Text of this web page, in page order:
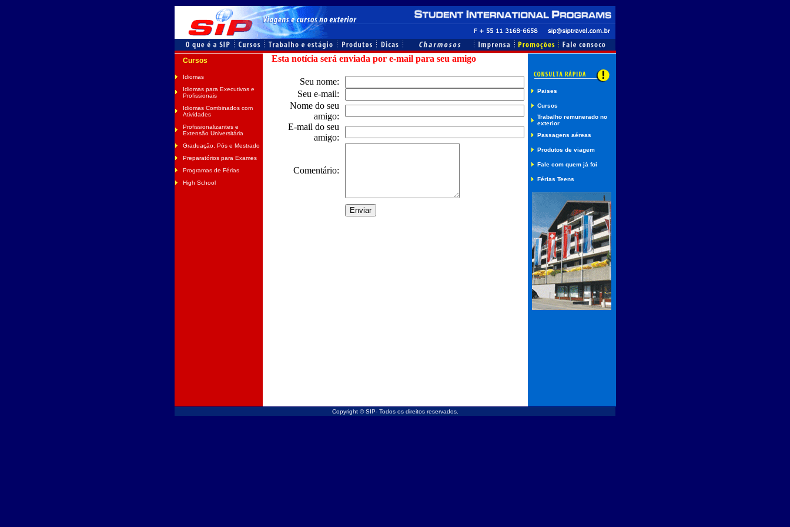
Cursos
Idiomas
Idiomas para Executivos e
Profissionais
Idiomas Combinados com
Atividades
Profissionalizantes e
Extensão Universitária
Graduação, Pós e Mestrado
Preparatórios para Exames
Programas de Férias
High School
Esta notícia será enviada por e-mail para seu amigo
Seu nome:
Seu e-mail:
Nome do seu
amigo:
E-mail do seu
amigo:
Comentário:
Paises
Cursos
Trabalho remunerado no
exterior
Passagens aéreas
Produtos de viagem
Fale com quem já foi
Férias Teens
Copyright © SIP- Todos os direitos reservados.